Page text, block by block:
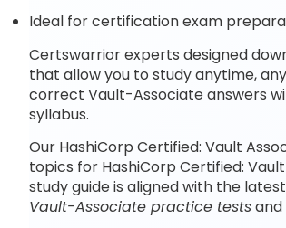
Ideal for certification exam
Certswarrior experts designed
that allow you to study anytime,
correct Vault-Associate answers
syllabus.
Our HashiCorp Certified: Vault
topics for HashiCorp Certified:
study guide is aligned with the
Vault-Associate practice testsand